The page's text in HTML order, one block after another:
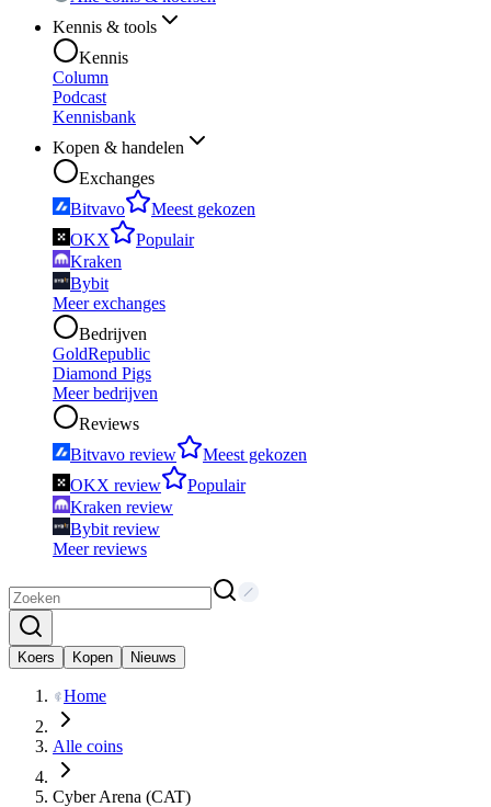
Kennis & tools
Kennis
Column
Podcast
Kennisbank
Kopen & handelen
Exchanges
Bitvavo
Meest gekozen
OKX
Populair
Kraken
Bybit
Meer exchanges
Bedrijven
GoldRepublic
Diamond Pigs
Meer bedrijven
Reviews
Bitvavo review
Meest gekozen
OKX review
Populair
Kraken review
Bybit review
Meer reviews
Koers Kopen Nieuws
Home
Alle coins
Cyber Arena (CAT)